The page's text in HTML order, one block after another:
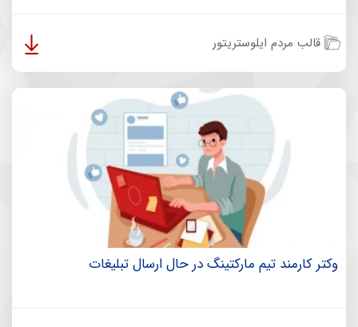
قالب مردم ایلوستریتور
وکتر کارمند تیم مارکتینگ در حال ارسال تبلیغات